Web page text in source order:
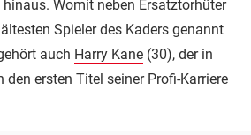
Womit neben Ersatztorhüter
Spieler des Kaders genannt
auch Harry Kane (30), der in
den ersten Titel seiner Profi-Karriere